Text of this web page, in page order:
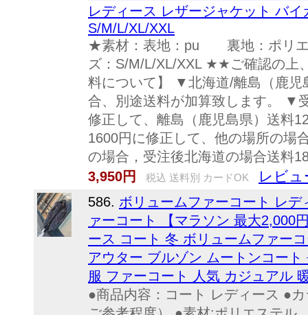
レディース レザージャケット バ
S/M/L/XL/XXL
★素材：表地：pu 裏地：ポリ
ズ：S/M/L/XL/XXL ★★ご確認の
料について】 ▼北海道/離島（鹿児
合、別途送料が加算致します。 ▼
修正して、離島（鹿児島県）送料
1600円に修正して、他の場所の
の場合，受注後北海道の場合送料
3,950円
税込 送料別 カードOK レビュ
586. ボリュームファーコート レ
ァーコート 【マラソン 最大2,000
ース コート 冬 ボリュームファー
アウター ブルゾン ムートンコー
服 ファーコート 人気 カジュアル
●商品内容：コート レディース ●